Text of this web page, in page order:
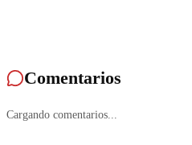
Comentarios
Cargando comentarios...